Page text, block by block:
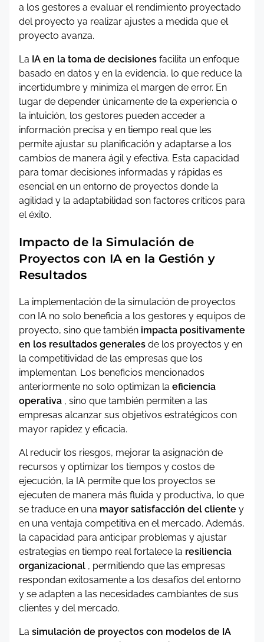
a los gestores a evaluar el rendimiento proyectado
del proyecto ya realizar ajustes a medida que el
proyecto avanza.
La IA en la toma de decisiones facilita un enfoque
basado en datos y en la evidencia, lo que reduce la
incertidumbre y minimiza el margen de error. En
lugar de depender únicamente de la experiencia o
la intuición, los gestores pueden acceder a
información precisa y en tiempo real que les
permite ajustar su planificación y adaptarse a los
cambios de manera ágil y efectiva. Esta capacidad
para tomar decisiones informadas y rápidas es
esencial en un entorno de proyectos donde la
agilidad y la adaptabilidad son factores críticos para
el éxito.
Impacto de la Simulación de
Proyectos con IA en la Gestión y
Resultados
La implementación de la simulación de proyectos
con IA no solo beneficia a los gestores y equipos de
proyecto, sino que también impacta positivamente
en los resultados generales de los proyectos y en
la competitividad de las empresas que los
implementan. Los beneficios mencionados
anteriormente no solo optimizan la eficiencia
operativa , sino que también permiten a las
empresas alcanzar sus objetivos estratégicos con
mayor rapidez y eficacia.
Al reducir los riesgos, mejorar la asignación de
recursos y optimizar los tiempos y costos de
ejecución, la IA permite que los proyectos se
ejecuten de manera más fluida y productiva, lo que
se traduce en una mayor satisfacción del cliente y
en una ventaja competitiva en el mercado. Además,
la capacidad para anticipar problemas y ajustar
estrategias en tiempo real fortalece la resiliencia
organizacional , permitiendo que las empresas
respondan exitosamente a los desafíos del entorno
y se adapten a las necesidades cambiantes de sus
clientes y del mercado.
La simulación de proyectos con modelos de IA